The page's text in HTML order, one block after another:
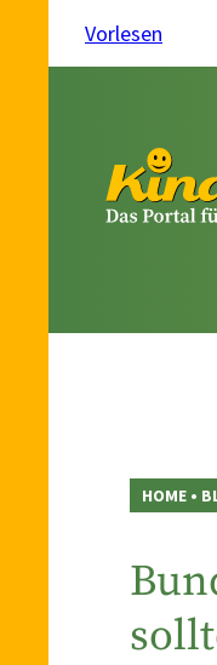
Vorlesen
HOME •